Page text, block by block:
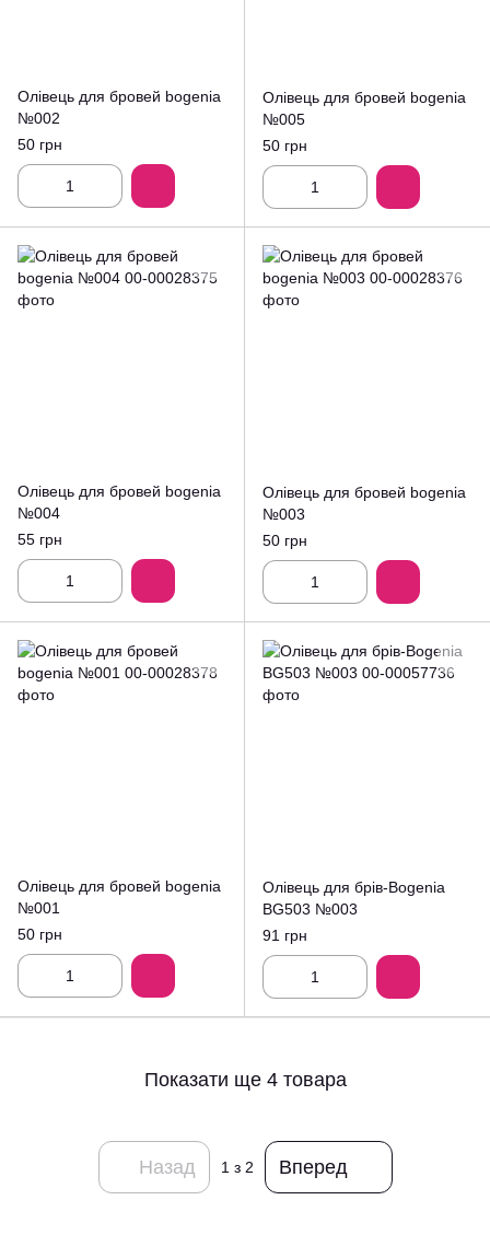
Олівець для бровей bogenia
№002
50 грн
Олівець для бровей bogenia
№005
50 грн
Олівець для бровей bogenia
№004
55 грн
Олівець для бровей bogenia
№003
50 грн
Олівець для бровей bogenia
№001
50 грн
Олівець для брів-Bogenia
BG503 №003
91 грн
Показати ще 4 товара
Назад 1 з 2 Вперед